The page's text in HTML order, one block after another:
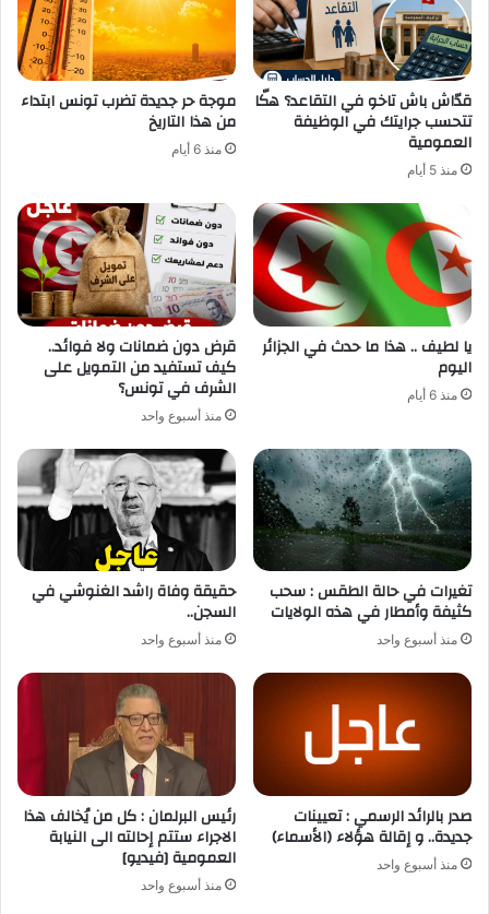
قدّاش باش تاخو في التقاعد؟ هكّا
تتحسب جرايتك في الوظيفة
العمومية
منذ 5 أيام
موجة حر جديدة تضرب تونس ابتداء
من هذا التاريخ
منذ 6 أيام
يا لطيف .. هذا ما حدث في الجزائر
اليوم
منذ 6 أيام
قرض دون ضمانات ولا فوائد..
كيف تستفيد من التمويل على
الشرف في تونس؟
منذ أسبوع واحد
تغيرات في حالة الطقس : سحب
كثيفة وأمطار في هذه الولايات
منذ أسبوع واحد
حقيقة وفاة راشد الغنوشي في
السجن..
منذ أسبوع واحد
صدر بالرائد الرسمي : تعيينات
جديدة.. و إقالة هؤلاء (الأسماء)
منذ أسبوع واحد
رئيس البرلمان : كل من يُخالف هذا
الاجراء ستتم إحالته الى النيابة
العمومية [فيديو]
منذ أسبوع واحد